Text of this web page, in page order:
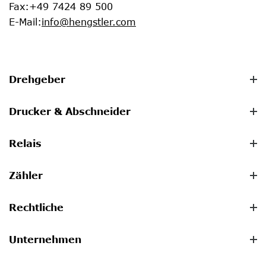
Fax:+49 7424 89 500
E-Mail :info@hengstler.com
Drehgeber
Drucker & Abschneider
Relais
Zähler
Rechtliche
Unternehmen